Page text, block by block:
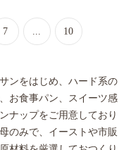
7 ... 10
ンをはじめ、ハード系の
お食事パン、スイーツ感
ナップをご用意しており
のみで、イーストや市販